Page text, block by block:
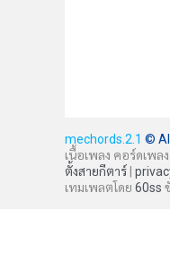
mechords.2.1 ©
เนื้อเพลง คอร์ดเพล
ตั้งสายกีตาร์
เทมเพลตโดย 60ss